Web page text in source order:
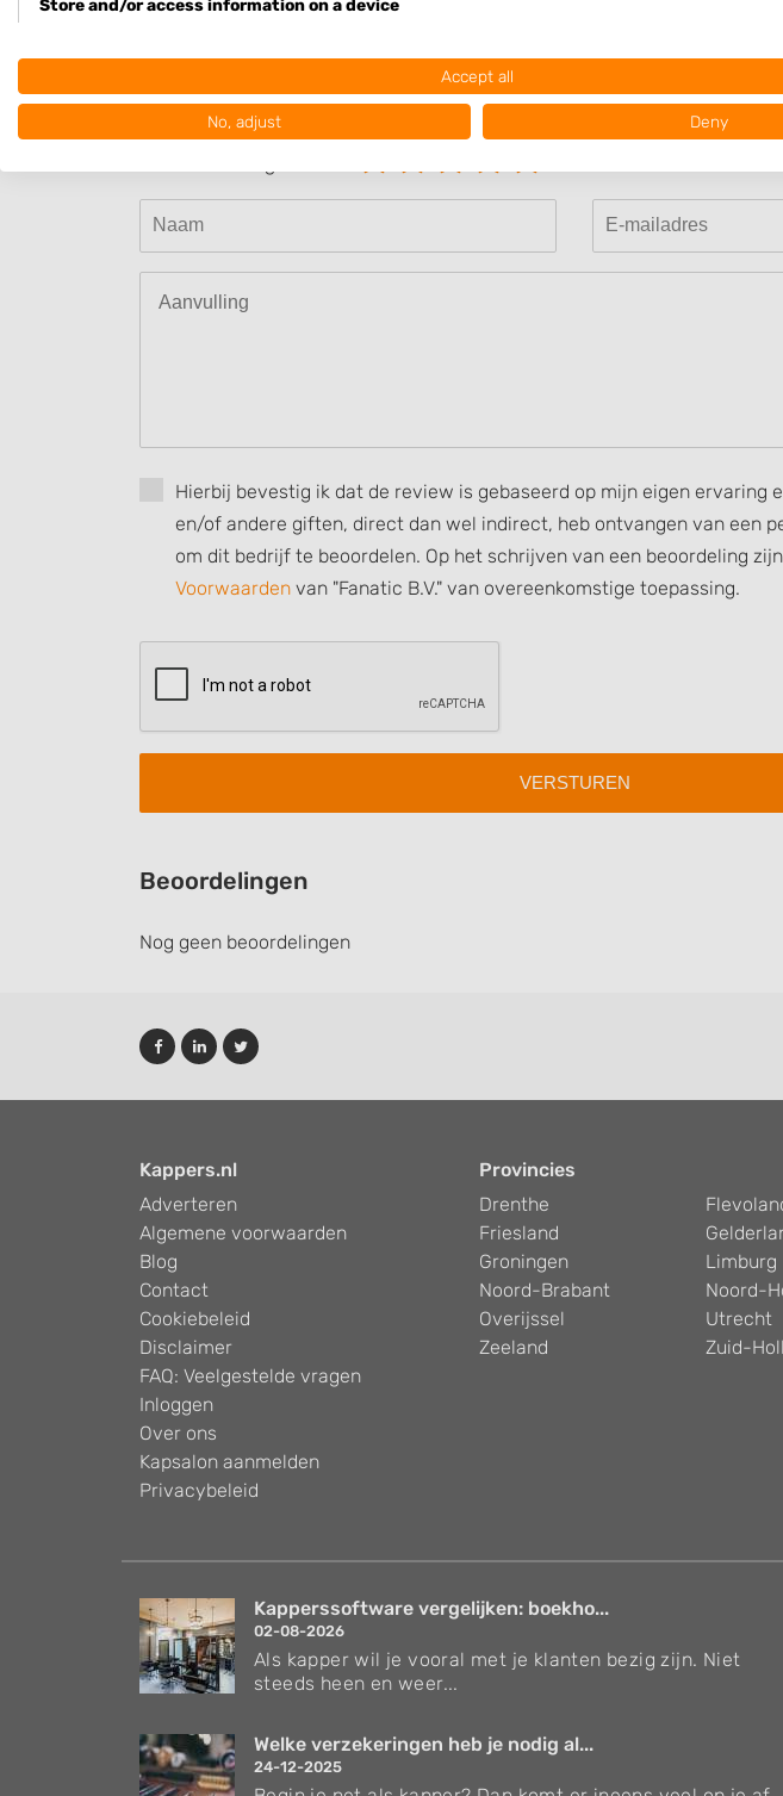
Beoordeel Kapsalon Cocopelo
Hierbij bevestig ik dat de review is gebaseerd op mijn eigen ervaring
en/of andere giften, direct dan wel indirect, heb ontvangen van een
om dit bedrijf te beoordelen. Op het schrijven van een beoordeling
Voorwaarden van "Fanatic B.V." van overeenkomstige toepassing.
Beoordelingen
Nog geen beoordelingen
Kappers.nl
Adverteren
Algemene voorwaarden
Blog
Contact
Cookiebeleid
Disclaimer
FAQ: Veelgestelde vragen
Inloggen
Over ons
Kapsalon aanmelden
Privacybeleid
Provincies
Drenthe
Friesland
Groningen
Limburg
Noord-Brabant
Noord-
Overijssel
Utrecht
Zeeland
Zuid-
Kapperssoftware vergelijken: boekho...
02-08-2026
Als kapper wil je vooral met je klanten bezig zijn. Niet
steeds heen en weer...
Welke verzekeringen heb je nodig al...
24-12-2025
Store and/or access information on a device
Create profiles for personalised advertising
Create profiles to personalise content
Use profiles to select personalised content
Measure advertising performance
Use limited data to select content
Use precise geolocation data
Identify devices based on information actively requested
Non-IAB processing purposes:
Accept all
No, adjust Deny